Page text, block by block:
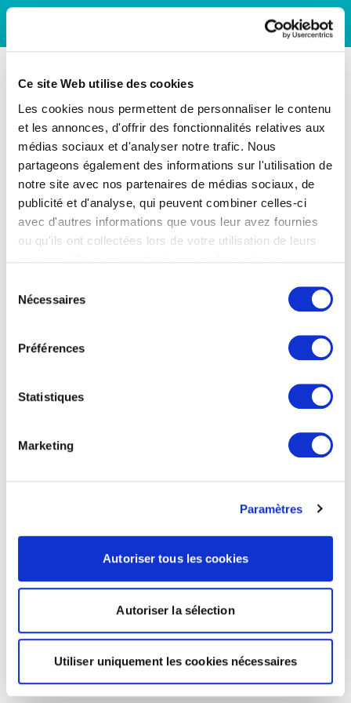
Ce site Web utilise des cookies
Les cookies nous permettent de personnaliser le contenu
et les annonces, d'offrir des fonctionnalités relatives aux
médias sociaux et d'analyser notre trafic. Nous
partageons également des informations sur l'utilisation de
notre site avec nos partenaires de médias sociaux, de
publicité et d'analyse, qui peuvent combiner celles-ci
avec d'autres informations que vous leur avez fournies
ou qu'ils ont collectées lors de votre utilisation de leurs
Nécessaires
Préférences
Statistiques
Marketing
Paramètres
Autoriser tous les cookies
Autoriser la sélection
Utiliser uniquement les cookies nécessaires